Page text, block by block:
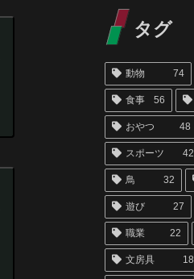
タグ
動物 74
食事 56
おやつ 48
スポーツ 42
鳥 32
遊び 27
職業 22
文房具 18